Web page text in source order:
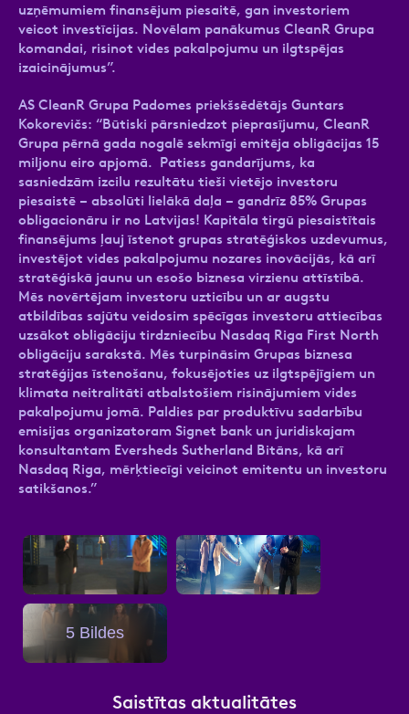
uzņēmumiem finansējum piesaitē, gan investoriem
veicot investīcijas. Novēlam panākumus CleanR Grupa
komandai, risinot vides pakalpojumu un ilgtspējas
izaicinājumus”.
AS CleanR Grupa Padomes priekšsēdētājs Guntars
Kokorevičs: “Būtiski pārsniedzot pieprasījumu, CleanR
Grupa pērnā gada nogalē sekmīgi emitēja obligācijas 15
miljonu eiro apjomā. Patiess gandarījums, ka
sasniedzām izcilu rezultātu tieši vietējo investoru
piesaistē – absolūti lielākā daļa – gandrīz 85% Grupas
obligacionāru ir no Latvijas! Kapitāla tirgū piesaistītais
finansējums ļauj īstenot grupas stratēģiskos uzdevumus,
investējot vides pakalpojumu nozares inovācijās, kā arī
stratēģiskā jaunu un esošo biznesa virzienu attīstībā.
Mēs novērtējam investoru uzticību un ar augstu
atbildības sajūtu veidosim spēcīgas investoru attiecības
uzsākot obligāciju tirdzniecību Nasdaq Riga First North
obligāciju sarakstā. Mēs turpināsim Grupas biznesa
stratēģijas īstenošanu, fokusējoties uz ilgtspējīgiem un
klimata neitralitāti atbalstošiem risinājumiem vides
pakalpojumu jomā. Paldies par produktīvu sadarbību
emisijas organizatoram Signet bank un juridiskajam
konsultantam Eversheds Sutherland Bitāns, kā arī
Nasdaq Riga, mērķtiecīgi veicinot emitentu un investoru
satikšanos.”
5 Bildes
Saistītas aktualitātes